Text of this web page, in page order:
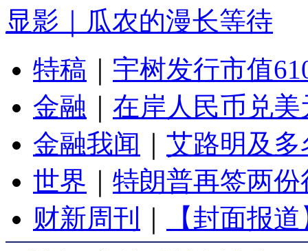
显影｜瓜农的漫长等待
特稿
宇树发行市值
金融
在岸人民币兑
金融我闻
艾路明及
世界
特朗普再签两
财新周刊
【封面报